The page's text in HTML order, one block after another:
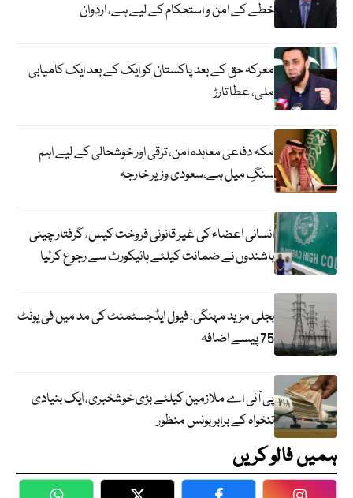
خطے کے امن و استحکام کے لیے ہے، اردوان
معرکہ حق کے بعد پاکستان کو ایک کے بعد ایک کامیابی
ملی، عطا تارڑ
مکہ دفاعی معاہدہ امن، ترقی اور خوشحالی کے لیے اہم
سنگِ میل ہے،سعودی وزیر خارجہ
انسانی اعضاء کی غیر قانونی فروخت کیس، گرفتار چینی
باشندوں نے ضمانت کیلئے ہائیکورٹ سے رجوع کرلیا
بجلی مزید مہنگی، فیول ایڈجسٹمنٹ کی مد میں فی یونٹ
75 پیسے اضافہ
پی آئی اے ملازمین کیلئے بڑی خوشخبری، ایک بنیادی
تنخواہ کے برابر بونس منظور
ہمیں فالو کریں